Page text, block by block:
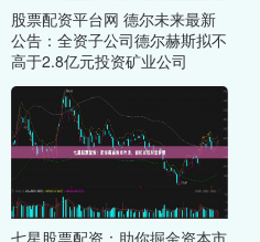
股票配资平台网 德尔未来最新
公告：全资子公司德尔赫斯拟不
高于2.8亿元投资矿业公司
七星股票配资：助你掘金资本市